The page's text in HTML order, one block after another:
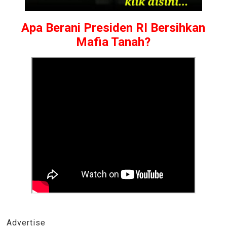
Apa Berani Presiden RI Bersihkan
Mafia Tanah?
Advertise